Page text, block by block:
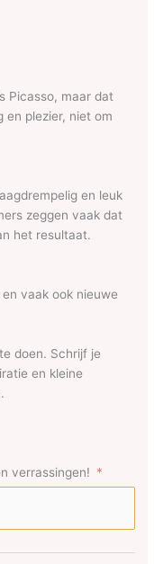
Picasso, maar dat
en plezier, niet om
en leuk
zeggen vaak dat
het resultaat.
vaak ook nieuwe
doen. Schrijf je
en kleine
verrassingen!